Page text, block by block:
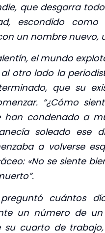
que desgarra
escondido
un nombre nuevo,
el mundo
otro lado la
que su
“¿Cómo
han condenado a
soleado ese
a volverse
«No se siente
preguntó cuántos
un número de
su cuarto de